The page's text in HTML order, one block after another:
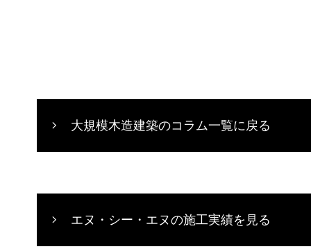
大規模木造建築のコラム一覧に戻る
エヌ・シー・エヌの施工実績を見る